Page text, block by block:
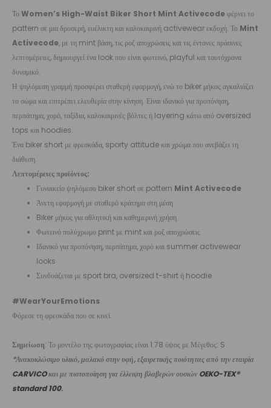
ΤοWomen’s High-Waist Biker Short Mint Activecodeφέρνει το
pattern σε μια δροσερή, ευέλικτη και καλοκαιρινή activewear εκδοχή. Το Mint
Activecode, με τη mint βάση, τις ροζ αποχρώσεις και τις έντονες πράσινες
λεπτομέρειες, δημιουργεί ένα look που είναι φωτεινό, playful και ταυτόχρονα
δυναμικό.
Η ψηλόμεση γραμμή προσφέρει σταθερή εφαρμογή, ενώ το biker μήκος αγκαλιάζει
το σώμα και επιτρέπει ελευθερία στην κίνηση. Είναι ιδανικό για προπόνηση,
περπάτημα, χορό, ταξίδια, καλοκαιρινές βόλτες ή layering κάτω από oversized
tops και hoodies.
Ένα biker short με φρεσκάδα, sporty attitude και χρώμα που ανεβάζει τη
διάθεση.
Λεπτομέρειες προϊόντος:
Γυναικείο ψηλόμεσο biker short σε pattern Mint Activecode
Άνετη εφαρμογή με σταθερό κράτημα στη μέση
Biker μήκος για αθλητική και καθημερινή χρήση
Φωτεινό πολύχρωμο print με mint και ροζ αποχρώσεις
Ιδανικό για προπόνηση, περπάτημα, χορό και summer activewear
looks
Συνδυάζεται με sport bra, oversized t-shirt ή hoodie
#WearYourEmotions
Φόρεσε τη φρεσκάδα που σε κινεί.
Σημείωση: Το μοντέλο της φωτογραφίας είναι 1.78 ύψος με Μέγεθος: S
*Ανακυκλώσιμο υλικό, μαλακό στην υφή, εξαιρετικής ποιότητας από την εταιρία
CARVICOκαι με πιστοποίηση για έλλειψη βλαβερών ουσιών OEKO-TEX®
standard 100.